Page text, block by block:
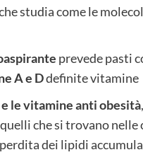
studia come le
prevede pasti
A e Ddefinite vitamine
e le vitamine anti obesità
che si trovano nelle
dei lipidi